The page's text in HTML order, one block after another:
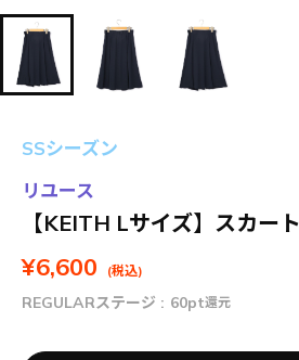
SSシーズン
リユース
【KEITH Lサイズ】スカート
¥6,600 (税込)
REGULARステージ : 60pt還元